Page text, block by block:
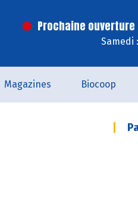
Prochaine ouverture
Samedi
Magazines Biocoop